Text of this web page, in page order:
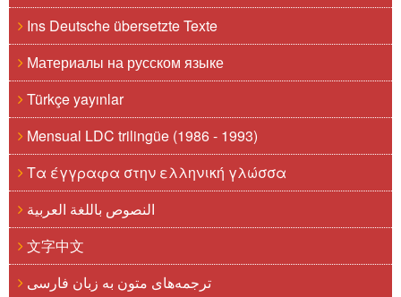
Ins Deutsche übersetzte Texte
Материалы на русском языке
Türkçe yayınlar
Mensual LDC trilingüe (1986 - 1993)
Τα έγγραφα στην ελληνική γλώσσα
النصوص باللغة العربية
文字中文
ترجمه‌های متون به زبان فارسی